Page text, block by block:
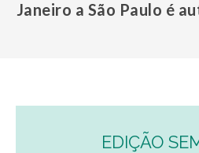
Janeiro a São Paulo é
EDIÇÃO